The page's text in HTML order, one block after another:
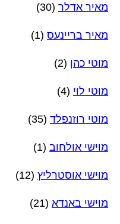
מאיר אדלר (30)
מאיר בריינעס (1)
מוטי כהן (2)
מוטי לוי (4)
מוטי רוזנפלד (35)
מוישי אולחוב (1)
מוישי אוסטרליץ (12)
מוישי באנדא (21)